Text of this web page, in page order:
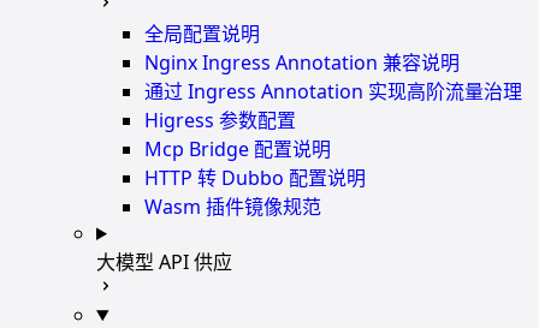
全局配置说明
Nginx Ingress Annotation 兼容说明
通过 Ingress Annotation 实现高阶流量治理
Higress 参数配置
Mcp Bridge 配置说明
HTTP 转 Dubbo 配置说明
Wasm 插件镜像规范
大模型 API 供应